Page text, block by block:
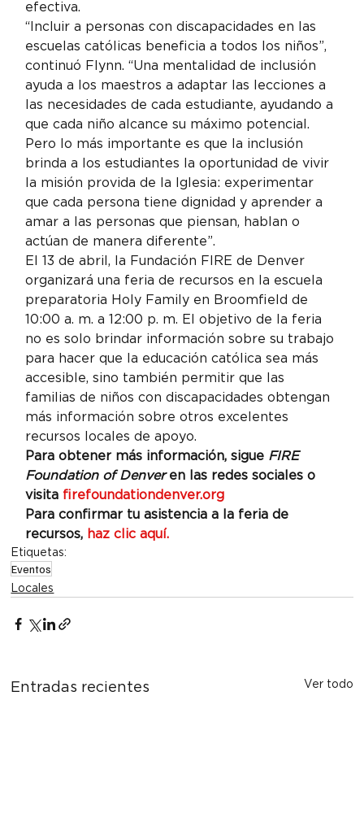
efectiva.
“Incluir a personas con discapacidades en las
escuelas católicas beneficia a todos los niños”,
continuó Flynn. “Una mentalidad de inclusión
ayuda a los maestros a adaptar las lecciones a
las necesidades de cada estudiante, ayudando a
que cada niño alcance su máximo potencial.
Pero lo más importante es que la inclusión
brinda a los estudiantes la oportunidad de vivir
la misión provida de la Iglesia: experimentar
que cada persona tiene dignidad y aprender a
amar a las personas que piensan, hablan o
actúan de manera diferente”.
El 13 de abril, la Fundación FIRE de Denver
organizará una feria de recursos en la escuela
preparatoria Holy Family en Broomfield de
10:00 a. m. a 12:00 p. m. El objetivo de la feria
no es solo brindar información sobre su trabajo
para hacer que la educación católica sea más
accesible, sino también permitir que las
familias de niños con discapacidades obtengan
más información sobre otros excelentes
recursos locales de apoyo.
Para obtener más información, sigue FIRE
Foundation of Denver en las redes sociales o
visita firefoundationdenver.org
Para confirmar tu asistencia a la feria de
recursos, haz clic aquí.
Etiquetas:
Eventos
Locales
Entradas recientes Ver todo